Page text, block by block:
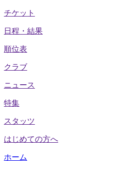
チケット
日程・結果
順位表
クラブ
ニュース
特集
スタッツ
はじめての方へ
ホーム